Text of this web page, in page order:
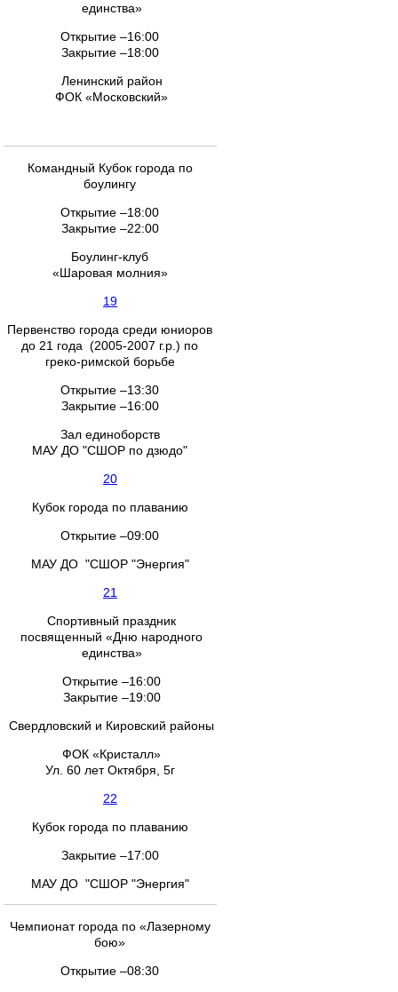
единства»
Открытие –16:00
Закрытие –18:00
Ленинский район
ФОК «Московский»
Командный Кубок города по
боулингу
Открытие –18:00
Закрытие –22:00
Боулинг-клуб
«Шаровая молния»
19
Первенство города среди юниоров
до 21 года (2005-2007 г.р.) по
греко-римской борьбе
Открытие –13:30
Закрытие –16:00
Зал единоборств
МАУ ДО "СШОР по дзюдо"
20
Кубок города по плаванию
Открытие –09:00
МАУ ДО "СШОР "Энергия"
21
Спортивный праздник
посвященный «Дню народного
единства»
Открытие –16:00
Закрытие –19:00
Свердловский и Кировский районы
ФОК «Кристалл»
Ул. 60 лет Октября, 5г
22
Кубок города по плаванию
Закрытие –17:00
МАУ ДО "СШОР "Энергия"
Чемпионат города по «Лазерному
бою»
Открытие –08:30